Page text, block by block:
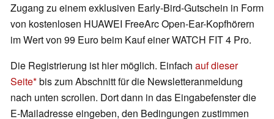
Zugang zu einem exklusiven Early-Bird-Gutschein in Form
von kostenlosen HUAWEI FreeArc Open-Ear-Kopfhörern
im Wert von 99 Euro beim Kauf einer WATCH FIT 4 Pro.
Die Registrierung ist hier möglich. Einfach auf dieser
Seite bis zum Abschnitt für die Newsletteranmeldung
nach unten scrollen. Dort dann in das Eingabefenster die
E-Mailadresse eingeben, den Bedingungen zustimmen